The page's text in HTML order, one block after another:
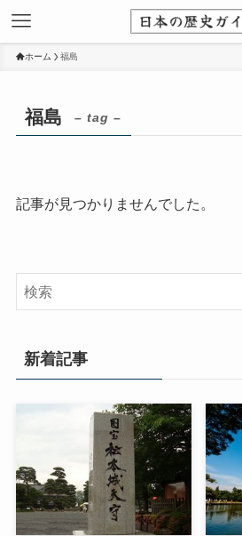
ホーム 福島
福島 – tag –
記事が見つかりませんでした。
新着記事